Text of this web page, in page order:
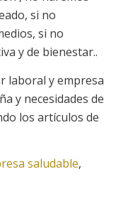
si no
si no
y de bienestar..
laboral y empresa
y necesidades de
los artículos de
saludable,